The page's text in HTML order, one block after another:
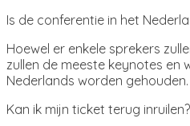
Is de conferentie in het
Hoewel er enkele sprekers
zullen de meeste keynotes en
Nederlands worden gehouden.
Kan ik mijn ticket terug inruilen?